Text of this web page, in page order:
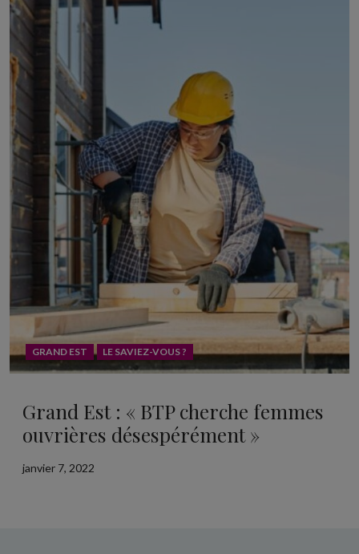
GRAND EST LE SAVIEZ-VOUS ?
Grand Est : « BTP cherche femmes
ouvrières désespérément »
janvier 7, 2022